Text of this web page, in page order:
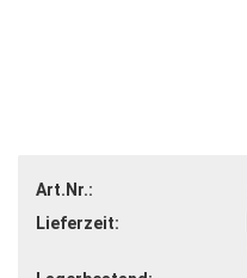
Art.Nr.:
Lieferzeit: